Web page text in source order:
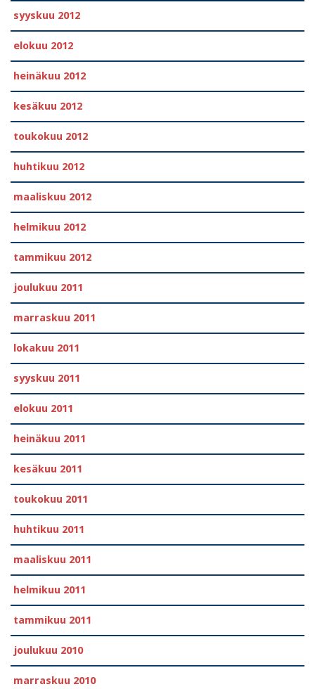
syyskuu 2012
elokuu 2012
heinäkuu 2012
kesäkuu 2012
toukokuu 2012
huhtikuu 2012
maaliskuu 2012
helmikuu 2012
tammikuu 2012
joulukuu 2011
marraskuu 2011
lokakuu 2011
syyskuu 2011
elokuu 2011
heinäkuu 2011
kesäkuu 2011
toukokuu 2011
huhtikuu 2011
maaliskuu 2011
helmikuu 2011
tammikuu 2011
joulukuu 2010
marraskuu 2010